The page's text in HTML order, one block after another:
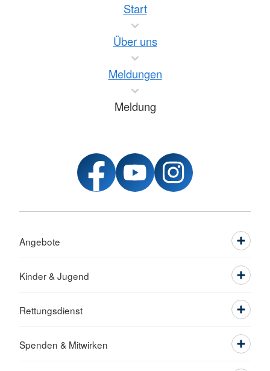
Start
Über uns
Meldungen
Meldung
Angebote
Kinder & Jugend
Rettungsdienst
Spenden & Mitwirken